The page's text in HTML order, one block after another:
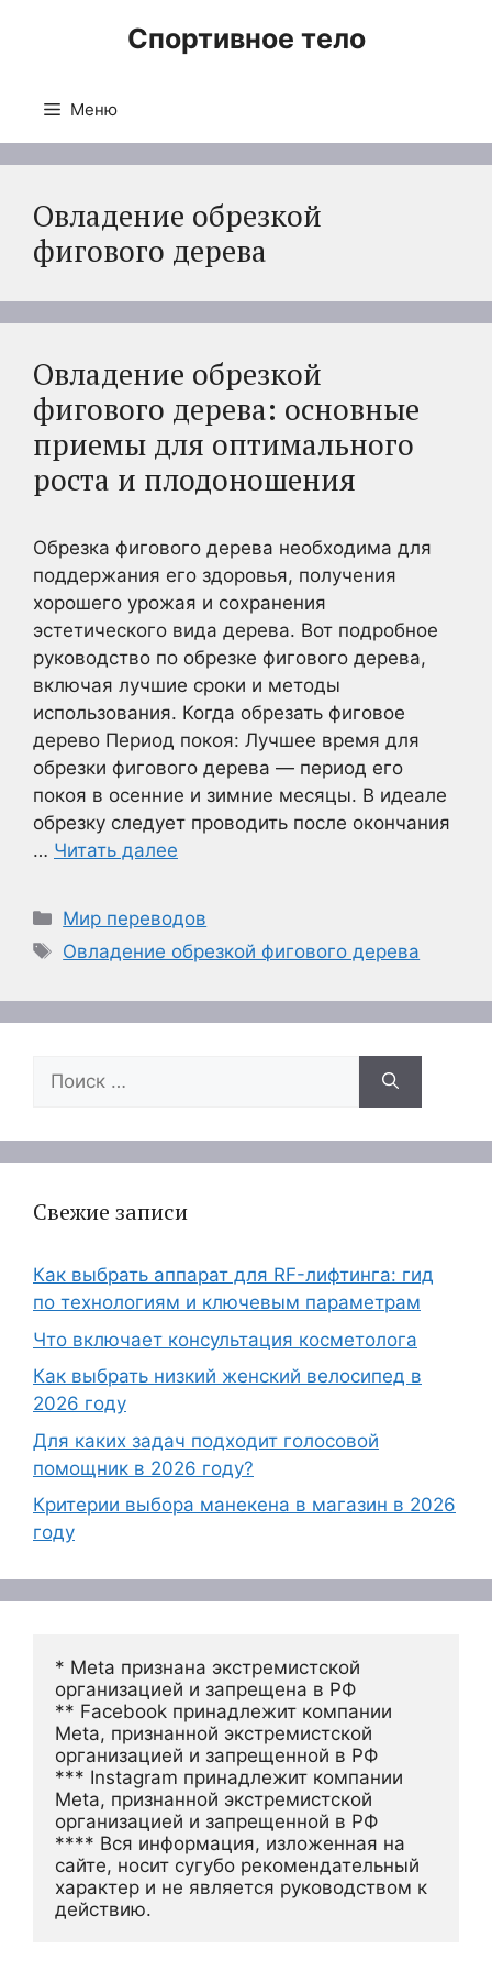
Спортивное тело
Меню
Овладение обрезкой
фигового дерева
Овладение обрезкой
фигового дерева: основные
приемы для оптимального
роста и плодоношения
Обрезка фигового дерева необходима для
поддержания его здоровья, получения
хорошего урожая и сохранения
эстетического вида дерева. Вот подробное
руководство по обрезке фигового дерева,
включая лучшие сроки и методы
использования. Когда обрезать фиговое
дерево Период покоя: Лучшее время для
обрезки фигового дерева — период его
покоя в осенние и зимние месяцы. В идеале
обрезку следует проводить после окончания
… Читать далее
Рубрики
Мир переводов
Метки
Овладение обрезкой фигового дерева
Поиск:
Свежие записи
Как выбрать аппарат для RF-лифтинга: гид
по технологиям и ключевым параметрам
Что включает консультация косметолога
Как выбрать низкий женский велосипед в
2026 году
Для каких задач подходит голосовой
помощник в 2026 году?
Критерии выбора манекена в магазин в 2026
году
* Meta признана экстремистской
организацией и запрещена в РФ
** Facebook принадлежит компании
Meta, признанной экстремистской
организацией и запрещенной в РФ
*** Instagram принадлежит компании
Meta, признанной экстремистской
организацией и запрещенной в РФ
**** Вся информация, изложенная на
сайте, носит сугубо рекомендательный
характер и не является руководством к
действию.